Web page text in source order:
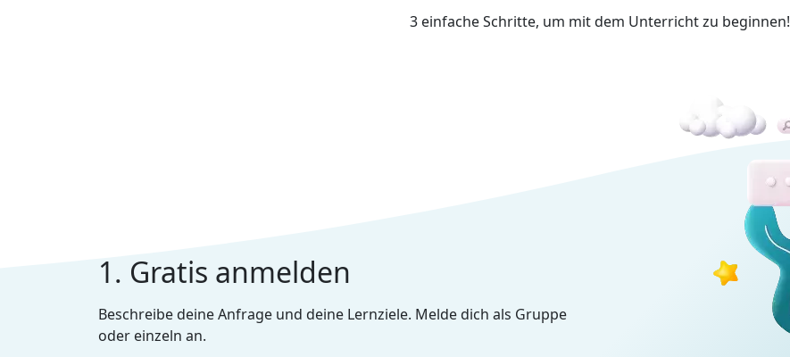
3 einfache Schritte, um mit dem Unterricht zu beginnen!
1. Gratis anmelden
Beschreibe deine Anfrage und deine Lernziele. Melde dich als Gruppe
oder einzeln an.